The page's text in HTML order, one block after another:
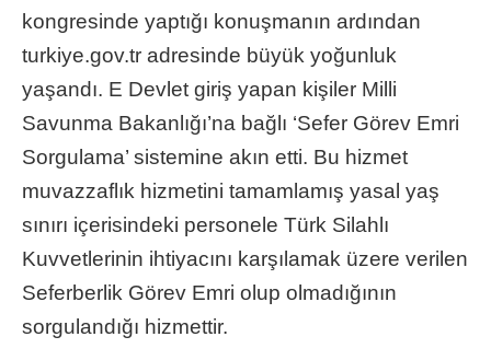
kongresinde yaptığı konuşmanın ardından
turkiye.gov.tr adresinde büyük yoğunluk
yaşandı. E Devlet giriş yapan kişiler Milli
Savunma Bakanlığı’na bağlı ‘Sefer Görev Emri
Sorgulama’ sistemine akın etti. Bu hizmet
muvazzaflık hizmetini tamamlamış yasal yaş
sınırı içerisindeki personele Türk Silahlı
Kuvvetlerinin ihtiyacını karşılamak üzere verilen
Seferberlik Görev Emri olup olmadığının
sorgulandığı hizmettir.